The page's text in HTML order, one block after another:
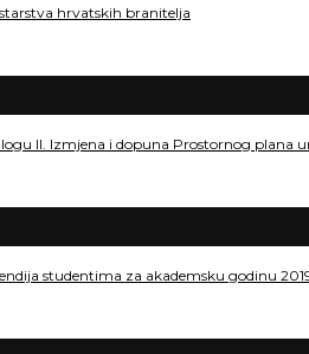
hrvatskih branitelja
II. Izmjena i dopuna Prostornog plana
studentima za akademsku godinu